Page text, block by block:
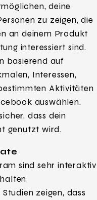
deine
zu zeigen, die
an deinem Produkt
interessiert sind.
basierend auf
Interessen,
Aktivitäten
auswählen.
dass dein
genutzt wird.
sind sehr interaktiv
zeigen, dass